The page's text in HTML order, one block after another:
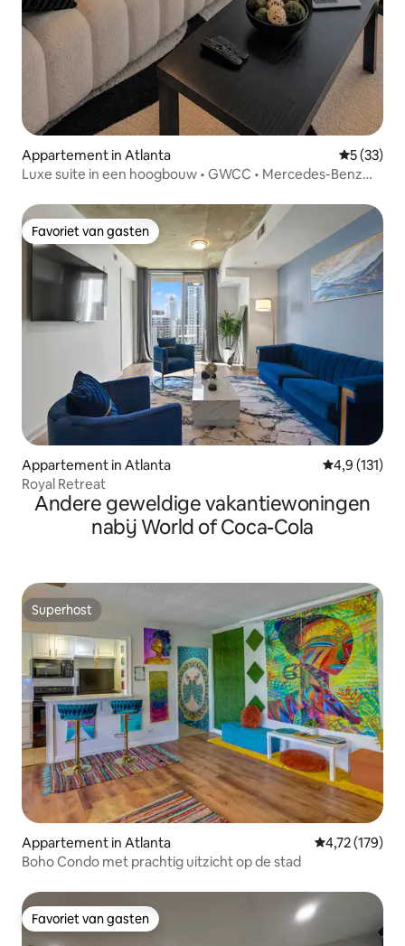
Appartement in Atlanta
5 (33)
Luxe suite in een hoogbouw • GWCC • Mercedes-Benz
Favoriet van gasten
Favoriet van gasten
Appartement in Atlanta Gemiddelde
4,9 (131)
Royal Retreat
Andere geweldige vakantiewoningen
nabij World of Coca-Cola
Superhost
Superhost
Appartement in Atlanta Gemiddelde
4,72 (179)
Boho Condo met prachtig uitzicht op de stad
Favoriet van gasten
Favoriet van gasten